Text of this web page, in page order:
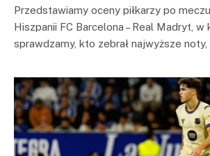
Przedstawiamy oceny piłkarzy po
Hiszpanii FC Barcelona – Real Madryt, w
sprawdzamy, kto zebrał najwyższe noty,